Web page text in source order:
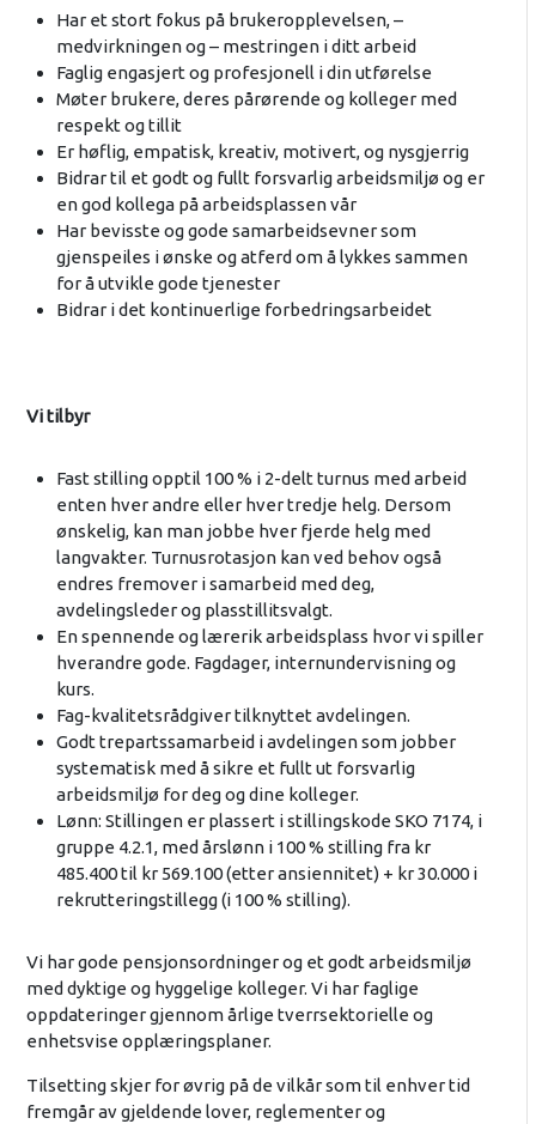
Har et stort fokus på brukeropplevelsen, –
medvirkningen og – mestringen i ditt arbeid
Faglig engasjert og profesjonell i din utførelse
Møter brukere, deres pårørende og kolleger med
respekt og tillit
Er høflig, empatisk, kreativ, motivert, og nysgjerrig
Bidrar til et godt og fullt forsvarlig arbeidsmiljø og er
en god kollega på arbeidsplassen vår
Har bevisste og gode samarbeidsevner som
gjenspeiles i ønske og atferd om å lykkes sammen
for å utvikle gode tjenester
Bidrar i det kontinuerlige forbedringsarbeidet
Vi tilbyr
Fast stilling opptil 100 % i 2-delt turnus med arbeid
enten hver andre eller hver tredje helg. Dersom
ønskelig, kan man jobbe hver fjerde helg med
langvakter. Turnusrotasjon kan ved behov også
endres fremover i samarbeid med deg,
avdelingsleder og plasstillitsvalgt.
En spennende og lærerik arbeidsplass hvor vi spiller
hverandre gode. Fagdager, internundervisning og
kurs.
Fag-kvalitetsrådgiver tilknyttet avdelingen.
Godt trepartssamarbeid i avdelingen som jobber
systematisk med å sikre et fullt ut forsvarlig
arbeidsmiljø for deg og dine kolleger.
Lønn: Stillingen er plassert i stillingskode SKO 7174, i
gruppe 4.2.1, med årslønn i 100 % stilling fra kr
485.400 til kr 569.100 (etter ansiennitet) + kr 30.000 i
rekrutteringstillegg (i 100 % stilling).
Vi har gode pensjonsordninger og et godt arbeidsmiljø
med dyktige og hyggelige kolleger. Vi har faglige
oppdateringer gjennom årlige tverrsektorielle og
enhetsvise opplæringsplaner.
Tilsetting skjer for øvrig på de vilkår som til enhver tid
fremgår av gjeldende lover, reglementer og